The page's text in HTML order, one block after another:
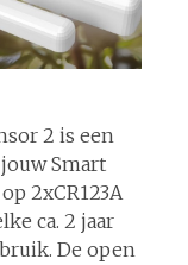
2 is een
Smart
2xCR123A
ca. 2 jaar
De open